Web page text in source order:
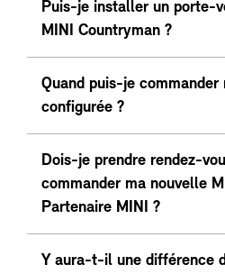
Puis-je installer un porte-
MINI Countryman ?
Quand puis-je commander
configurée ?
Dois-je prendre rendez-
commander ma nouvelle
Partenaire MINI ?
Y aura-t-il une différence